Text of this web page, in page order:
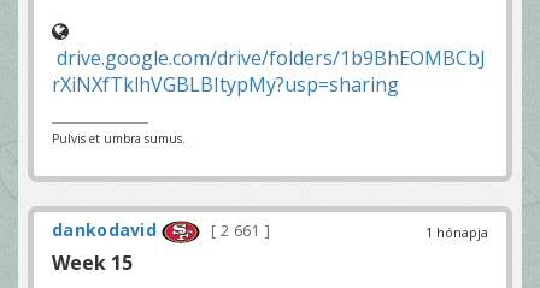
drive.google.com/drive/folders/1b9BhEOMBCbJ
rXiNXfTklhVGBLBItypMy?usp=sharing
Pulvis et umbra sumus.
1 hónapja
dankodavid 2 661
Week 15